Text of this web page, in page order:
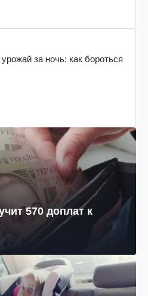
за ночь: как бороться
570 доплат к